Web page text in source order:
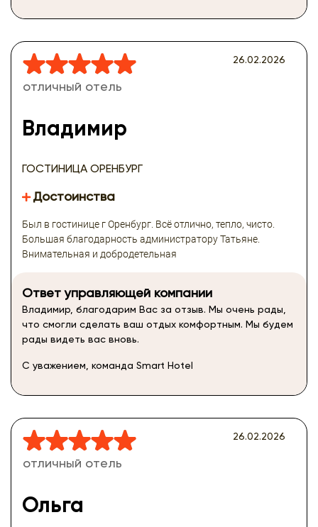
отличный отель
Владимир
ГОСТИНИЦА ОРЕНБУРГ
26.02.2026
Достоинства
Был в гостинице г Оренбург. Всё отлично, тепло, чисто.
Большая благодарность администратору Татьяне.
Внимательная и добродетельная
Ответ управляющей компании
Владимир, благодарим Вас за отзыв. Мы очень рады,
что смогли сделать ваш отдых комфортным. Мы будем
рады видеть вас вновь.
С уважением, команда Smart Hotel
отличный отель
Ольга
26.02.2026